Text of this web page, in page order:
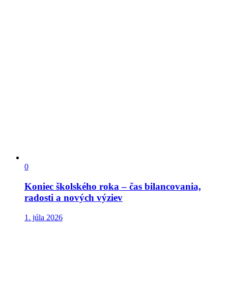
0
Koniec školského roka – čas bilancovania,
radosti a nových výziev
1. júla 2026